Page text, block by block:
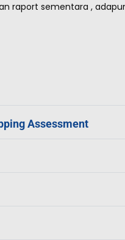
raport sementara ,
Assessment